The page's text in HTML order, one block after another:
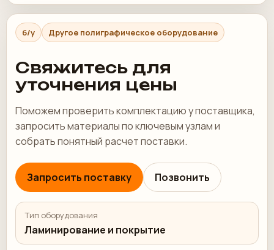
б/у Другое полиграфическое оборудование
Свяжитесь для
уточнения цены
Поможем проверить комплектацию у поставщика,
запросить материалы по ключевым узлам и
собрать понятный расчет поставки.
Запросить поставку Позвонить
Тип оборудования
Ламинирование и покрытие